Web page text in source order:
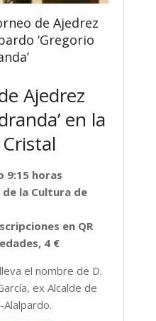
de Ajedrez
‘Gregorio
Ajedrez
en la
9:15 horas
de la Cultura de
en QR
4 €
el nombre de D.
ex Alcalde de